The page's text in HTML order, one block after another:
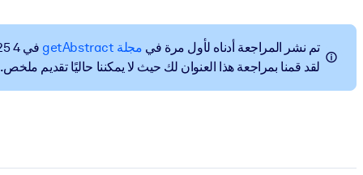
تم نشر المراجعة أدناه لأول مرة في مجلة getAbstract
في 4 nov. 2025.
لقد قمنا بمراجعة هذا العنوان لك حيث لا يمكننا حاليًا تقديم ملخص.